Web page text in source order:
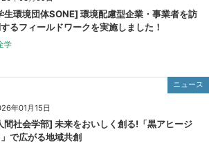
生環境団体SONE] 環境配慮型企業・事業者を訪
るフィールドワークを実施しました！
学
ニュース
年01月15日
間社会学部] 未来をおいしく創る!「黒アヒージ
」で広がる地域共創